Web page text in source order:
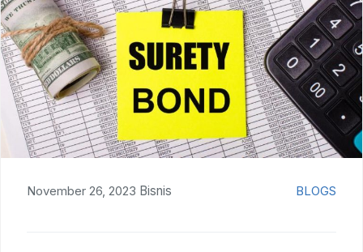
November 26, 2023 Bisnis BLOGS